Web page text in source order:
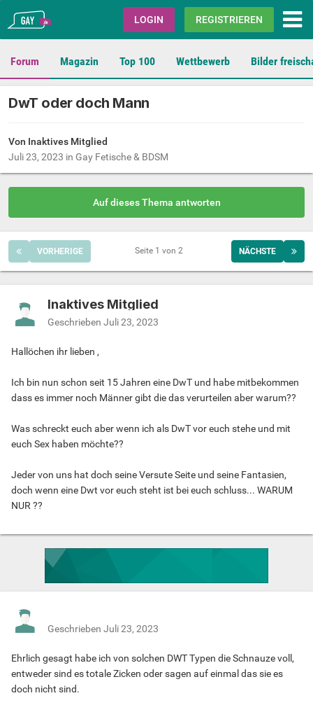
Gay.de LOGIN REGISTRIEREN
Forum Magazin Top 100 Wettbewerb Bilder
DwT oder doch Mann
Von Inaktives Mitglied
Juli 23, 2023 in Gay Fetische & BDSM
Auf dieses Thema antworten
VORHERIGE NÄCHSTE
Seite 1 von 2
Inaktives Mitglied
Geschrieben Juli 23, 2023
Hallöchen ihr lieben ,
Ich bin nun schon seit 15 Jahren eine DwT und habe mitbekommen
dass es immer noch Männer gibt die das verurteilen aber warum??
Was schreckt euch aber wenn ich als DwT vor euch stehe und mit
euch Sex haben möchte??
Jeder von uns hat doch seine Versute Seite und seine Fantasien,
doch wenn eine Dwt vor euch steht ist bei euch schluss... WARUM
NUR ??
Geschrieben Juli 23, 2023
Ehrlich gesagt habe ich von solchen DWT Typen die Schnauze voll,
entweder sind es totale Zicken oder sagen auf einmal das sie es
doch nicht sind.